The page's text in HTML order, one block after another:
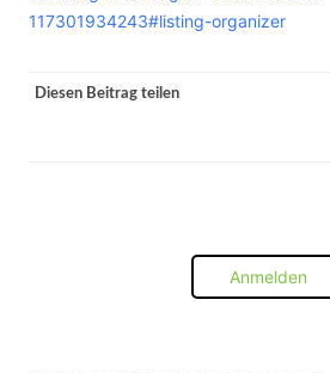
117301934243#listing-organizer
Diesen Beitrag teilen
Anmelden